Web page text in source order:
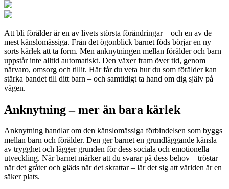
Att bli förälder är en av livets största förändringar – och en av de
mest känslomässiga. Från det ögonblick barnet föds börjar en ny
sorts kärlek att ta form. Men anknytningen mellan förälder och barn
uppstår inte alltid automatiskt. Den växer fram över tid, genom
närvaro, omsorg och tillit. Här får du veta hur du som förälder kan
stärka bandet till ditt barn – och samtidigt ta hand om dig själv på
vägen.
Anknytning – mer än bara kärlek
Anknytning handlar om den känslomässiga förbindelsen som byggs
mellan barn och förälder. Den ger barnet en grundläggande känsla
av trygghet och lägger grunden för dess sociala och emotionella
utveckling. När barnet märker att du svarar på dess behov – tröstar
när det gråter och gläds när det skrattar – lär det sig att världen är en
säker plats.